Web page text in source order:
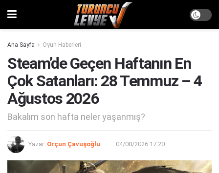
Ana Sayfa Oyun Haberleri
Steam’de Geçen Haftanın En
Çok Satanları: 28 Temmuz – 4
Ağustos 2026
Bakalım son hafta neler yaşanmış?
Yazar: Orçun Çavuşoğlu 04/08/2026 17:20